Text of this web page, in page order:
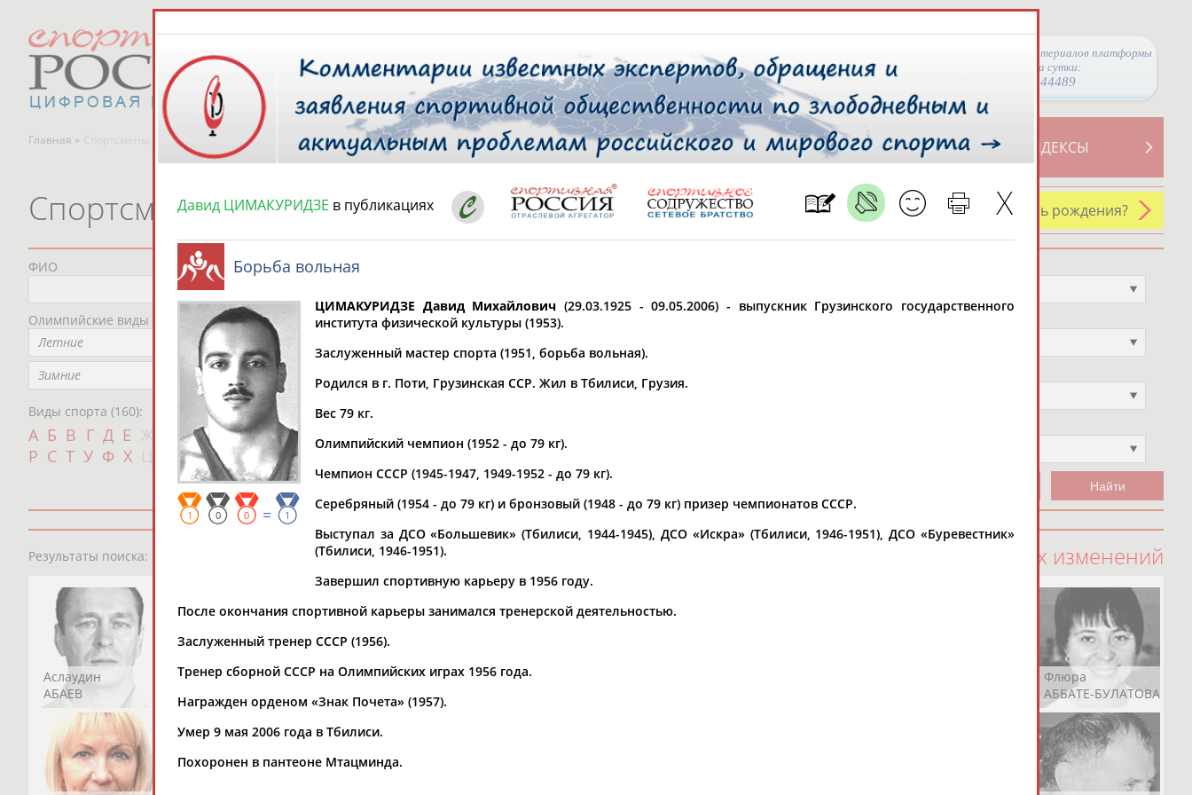
Просмотры материалов платформы
за сутки:
44489
Главная » Спортсмены, тренеры и специалисты СВОДНЫЕ ИНДЕКСЫ
ТАБЛО АКТИВНОСТИ
РЕСУРСНАЯ ПЛОЩАДКА
У кого сегодня день рождения?
Спортсмены, тренеры и специалисты
ФИО
Олимпийские виды спорта
Летние
Зимние
Виды спорта (160):
А Б В Г Д Е И К Л М Н О
П
Р С Т У Ф Х Ш Щ Э Ю Я
* для действующих спортсменов
Место рождения
Не выбран
с
чч мм год
Результаты поиска: 100 последних изменений
Аслаудин
АБАЕВ
Елена
Мария
Юлия
Флюра
АББАТЕ-БУЛАТОВА
Давид ЦИМАКУРИДЗЕ в публикациях
Борьба вольная
1 0 0 = 1
ЦИМАКУРИДЗЕ Давид Михайлович (29.03.1925 - 09.05.2006) - выпускник Грузинского государственного
института физической культуры (1953).
Заслуженный мастер спорта (1951, борьба вольная).
Родился в г. Поти, Грузинская ССР. Жил в Тбилиси, Грузия.
Вес 79 кг.
Олимпийский чемпион (1952 - до 79 кг).
Чемпион СССР (1945-1947, 1949-1952 - до 79 кг).
Серебряный (1954 - до 79 кг) и бронзовый (1948 - до 79 кг) призер чемпионатов СССР.
Выступал за ДСО «Большевик» (Тбилиси, 1944-1945), ДСО «Искра» (Тбилиси, 1946-1951), ДСО «Буревестник»
(Тбилиси, 1946-1951).
Завершил спортивную карьеру в 1956 году.
После окончания спортивной карьеры занимался тренерской деятельностью.
Заслуженный тренер СССР (1956).
Тренер сборной СССР на Олимпийских играх 1956 года.
Награжден орденом «Знак Почета» (1957).
Умер 9 мая 2006 года в Тбилиси.
Похоронен в пантеоне Мтацминда.